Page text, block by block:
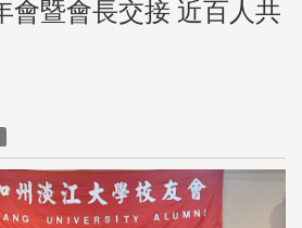
會暨會長交接 近百人共